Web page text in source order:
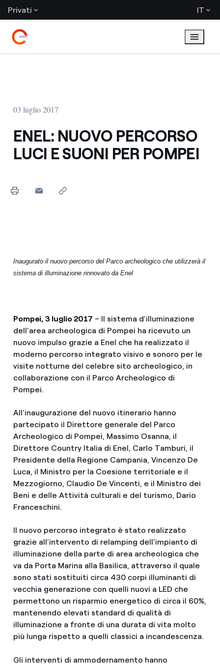
Privati IT
03 luglio 2017
ENEL: NUOVO PERCORSO
LUCI E SUONI PER POMPEI
Inaugurato il nuovo percorso del Parco archeologico che utilizzerà il
sistema di illuminazione rinnovato da Enel
Pompei, 3 luglio 2017 – Il sistema d’illuminazione
dell’area archeologica di Pompei ha ricevuto un
nuovo impulso grazie a Enel che ha realizzato il
moderno percorso integrato visivo e sonoro per le
visite notturne del celebre sito archeologico, in
collaborazione con il Parco Archeologico di
Pompei.
All’inaugurazione del nuovo itinerario hanno
partecipato il Direttore generale del Parco
Archeologico di Pompei, Massimo Osanna, il
Direttore Country Italia di Enel, Carlo Tamburi, il
Presidente della Regione Campania, Vincenzo De
Luca, il Ministro per la Coesione territoriale e il
Mezzogiorno, Claudio De Vincenti, e il Ministro dei
Beni e delle Attività culturali e del turismo, Dario
Franceschini.
Il nuovo percorso integrato è stato realizzato
grazie all’intervento di relamping dell’impianto di
illuminazione della parte di area archeologica che
va da Porta Marina alla Basilica, attraverso il quale
sono stati sostituiti circa 430 corpi illuminanti di
vecchia generazione con quelli nuovi a LED che
permettono un risparmio energetico di circa il 60%,
mantenendo elevati standard di qualità di
illuminazione a fronte di una durata di vita molto
più lunga rispetto a quelli classici a incandescenza.
Gli interventi di ammodernamento hanno